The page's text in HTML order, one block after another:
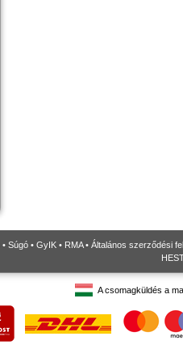
• Súgó • GyIK • RMA• Általános szerződési
A csomagküldés a